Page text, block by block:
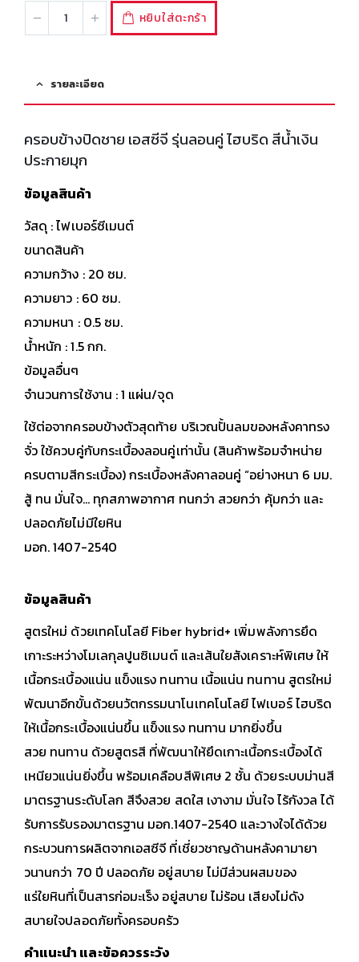
หยิบใส่ตะกร้า
รายละเอียด
ครอบข้างปิดชาย เอสซีจี รุ่นลอนคู่ ไฮบริด สีน้ำเงิน
ประกายมุก
ข้อมูลสินค้า
วัสดุ : ไฟเบอร์ซีเมนต์
ขนาดสินค้า
ความกว้าง : 20 ซม.
ความยาว : 60 ซม.
ความหนา : 0.5 ซม.
น้ำหนัก : 1.5 กก.
ข้อมูลอื่นๆ
จำนวนการใช้งาน : 1 แผ่น/จุด
ใช้ต่อจากครอบข้างตัวสุดท้าย บริเวณปั้นลมของหลังคาทรง
จั่ว ใช้ควบคู่กับกระเบื้องลอนคู่เท่านั้น (สินค้าพร้อมจำหน่าย
ครบตามสีกระเบื้อง) กระเบื้องหลังคาลอนคู่ “อย่างหนา 6 มม.
สู้ ทน มั่นใจ… ทุกสภาพอากาศ ทนกว่า สวยกว่า คุ้มกว่า และ
ปลอดภัยไม่มีใยหิน
มอก. 1407-2540
ข้อมูลสินค้า
สูตรใหม่ ด้วยเทคโนโลยี Fiber hybrid+ เพิ่มพลังการยึด
เกาะระหว่างโมเลกุลปูนซิเมนต์ และเส้นใยสังเคราะห์พิเศษ ให้
เนื้อกระเบื้องแน่น แข็งแรง ทนทาน เนื้อแน่น ทนทาน สูตรใหม่
พัฒนาอีกขั้นด้วยนวัตกรรมนาโนเทคโนโลยี ไฟเบอร์ ไฮบริด
ให้เนื้อกระเบื้องแน่นขึ้น แข็งแรง ทนทาน มากยิ่งขึ้น
สวย ทนทาน ด้วยสูตรสี ที่พัฒนาให้ยึดเกาะเนื้อกระเบื้องได้
เหนียวแน่นยิ่งขึ้น พร้อมเคลือบสีพิเศษ 2 ชั้น ด้วยระบบม่านสี
มาตรฐานระดับโลก สีจึงสวย สดใส เงางาม มั่นใจ ไร้กังวล ได้
รับการรับรองมาตรฐาน มอก.1407-2540 และวางใจได้ด้วย
กระบวนการผลิตจากเอสซีจี ที่เชี่ยวชาญด้านหลังคามายา
วนานกว่า 70 ปี ปลอดภัย อยู่สบาย ไม่มีส่วนผสมของ
แร่ใยหินที่เป็นสารก่อมะเร็ง อยู่สบาย ไม่ร้อน เสียงไม่ดัง
สบายใจปลอดภัยทั้งครอบครัว
คำแนะนำ และข้อควรระวัง